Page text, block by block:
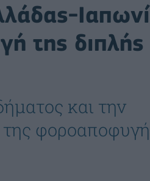
της διπλής
και την